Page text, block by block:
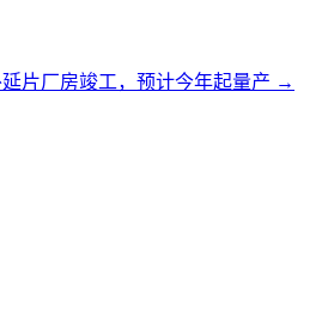
片厂房竣工，预计今年起量产 →